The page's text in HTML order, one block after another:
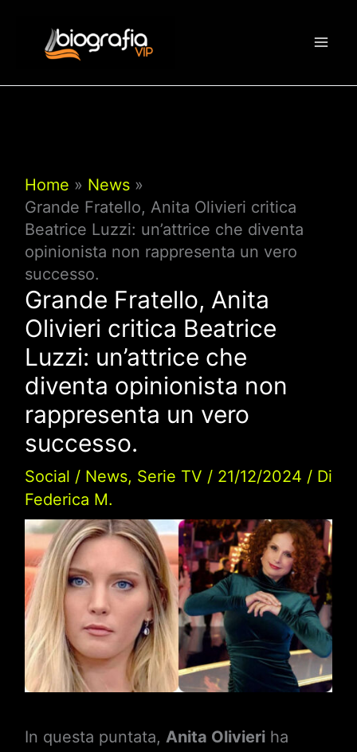
contenuto
Home
News
Grande Fratello, Anita Olivieri critica
Beatrice Luzzi: un’attrice che diventa
opinionista non rappresenta un vero
successo.
Grande Fratello, Anita
Olivieri critica Beatrice
Luzzi: un’attrice che
diventa opinionista non
rappresenta un vero
successo.
Social / News, Serie TV / 21/12/2024 / Di
Federica M.
In questa puntata, Anita Olivieriha